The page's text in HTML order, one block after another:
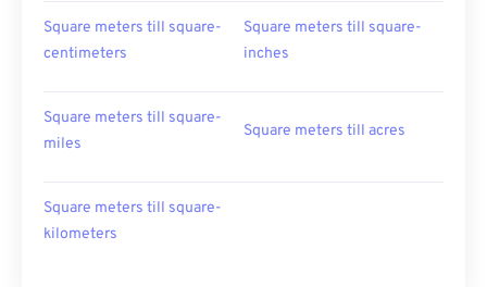
Square meters till square-
centimeters
Square meters till square-
inches
Square meters till square-
miles
Square meters till acres
Square meters till square-
kilometers